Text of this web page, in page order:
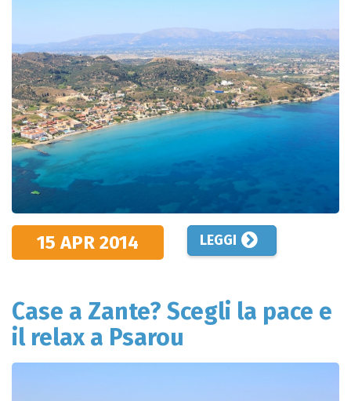
15 APR 2014 LEGGI
Case a Zante? Scegli la pace e
il relax a Psarou